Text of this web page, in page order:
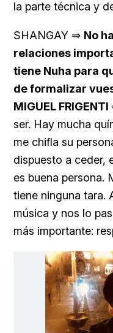
la parte técnica y
SHANGAY ⇒ No
relaciones
tiene Nuha para
de formalizar
MIGUEL FRIGENTI
ser. Hay mucha
me chifla su
dispuesto a ceder,
es buena persona.
tiene ninguna tara.
música y nos lo
más importante: